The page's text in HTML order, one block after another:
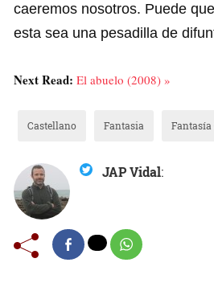
caeremos nosotros. Puede
esta sea una pesadilla de
Next Read: El abuelo (2008) »
Castellano Fantasia Fantasía
JAP Vidal: